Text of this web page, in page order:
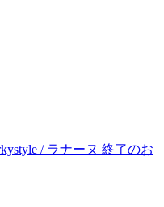
/ ラナーヌ 終了のお